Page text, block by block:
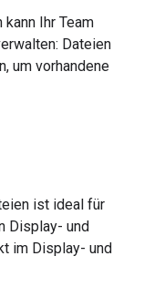
Ihr Team
Dateien
um vorhandene
ist ideal für
Display- und
im Display- und